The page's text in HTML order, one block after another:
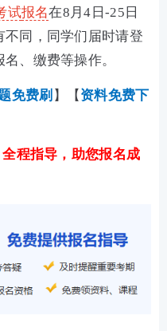
试报名在8月4日-25日
同，同学们届时请登
、缴费等操作。
免费刷 】【 资料免费下
程指导，助您报名成